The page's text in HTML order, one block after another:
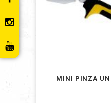
MINI PINZA